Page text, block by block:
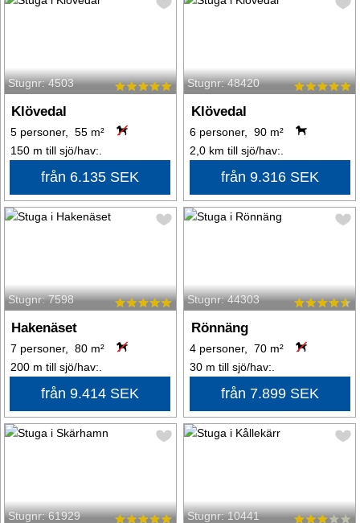
Stugnr: 4503
Klövedal
5 personer, 55 m²
150 m till sjö/hav:.
från 6.135 SEK
Stugnr: 48420
Klövedal
6 personer, 90 m²
2,0 km till sjö/hav:.
från 9.316 SEK
Stugnr: 7598
Hakenäset
7 personer, 80 m²
200 m till sjö/hav:.
från 9.414 SEK
Stugnr: 44303
Rönnäng
4 personer, 70 m²
30 m till sjö/hav:.
från 7.899 SEK
Stugnr: 61929 Stugnr: 10441